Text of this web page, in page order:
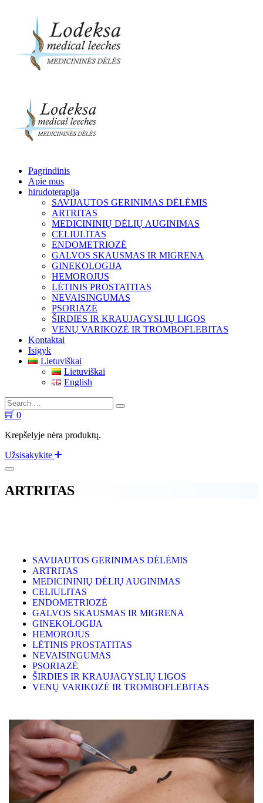
Pagrindinis
Apie mus
hirudoterapija
SAVIJAUTOS GERINIMAS DĖLĖMIS
ARTRITAS
MEDICININIŲ DĖLIŲ AUGINIMAS
CELIULITAS
ENDOMETRIOZĖ
GALVOS SKAUSMAS IR MIGRENA
GINEKOLOGIJA
HEMOROJUS
LĖTINIS PROSTATITAS
NEVAISINGUMAS
PSORIAZĖ
ŠIRDIES IR KRAUJAGYSLIŲ LIGOS
VENŲ VARIKOZĖ IR TROMBOFLEBITAS
Kontaktai
Isigyk
Lietuviškai
Lietuviškai
English
0
Krepšelyje nėra produktų.
Užsisakykite
ARTRITAS
SAVIJAUTOS GERINIMAS DĖLĖMIS
ARTRITAS
MEDICININIŲ DĖLIŲ AUGINIMAS
CELIULITAS
ENDOMETRIOZĖ
GALVOS SKAUSMAS IR MIGRENA
GINEKOLOGIJA
HEMOROJUS
LĖTINIS PROSTATITAS
NEVAISINGUMAS
PSORIAZĖ
ŠIRDIES IR KRAUJAGYSLIŲ LIGOS
VENŲ VARIKOZĖ IR TROMBOFLEBITAS